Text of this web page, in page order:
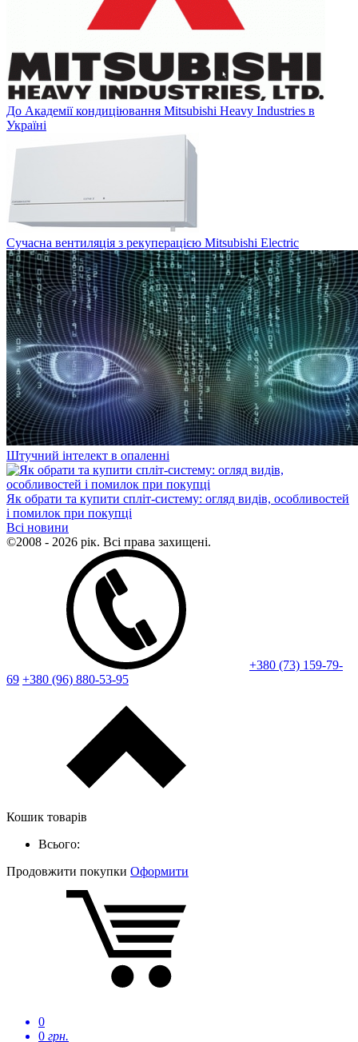
До Академії кондиціювання Mitsubishi Heavy Industries в
Україні
Сучасна вентиляція з рекуперацією Mitsubishi Electric
Штучний інтелект в опаленні
Як обрати та купити спліт-систему: огляд видів, особливостей
і помилок при покупці
Всі новини
©2008 - 2026 рік. Всі права захищені.
+380 (73) 159-79-
69 +380 (96) 880-53-95
Кошик товарів
Всього:
Продовжити покупки Оформити
0
0 грн.